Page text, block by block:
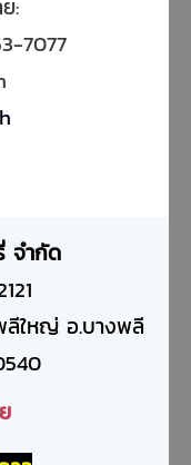
7077
จำกัด
ใหญ่ อ.บางพลี